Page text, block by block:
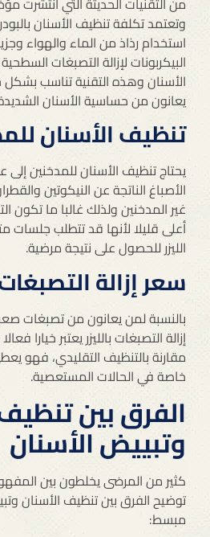
استخدام رذاذ من الماء والهواء
البيكربونات لإزالة التصبغات
الأسنان وهذه التقنية تناسب
يعانون من حساسية الأسنان
تنظيف الأسنان
يحتاج تنظيف الأسنان للمدخنين إلى
الأصباغ الناتجة عن النيكوتين
غير المدخنين ولذلك غالبا ما تكون
أعلى قليلا لأنها قد تتطلب جلسات
الليزر للحصول على نتيجة مرضية.
سعر إزالة التصبغات
بالنسبة لمن يعانون من تصبغات
إزالة التصبغات بالليزر يعتبر خيارا
مقارنة بالتنظيف التقليدي، فهو
خاصة في الحالات المستعصية.
الفرق بين
وتبييض الأسنان
كثير من المرضى يخلطون بين
توضيح الفرق بين تنظيف الأسنان
مبسط: